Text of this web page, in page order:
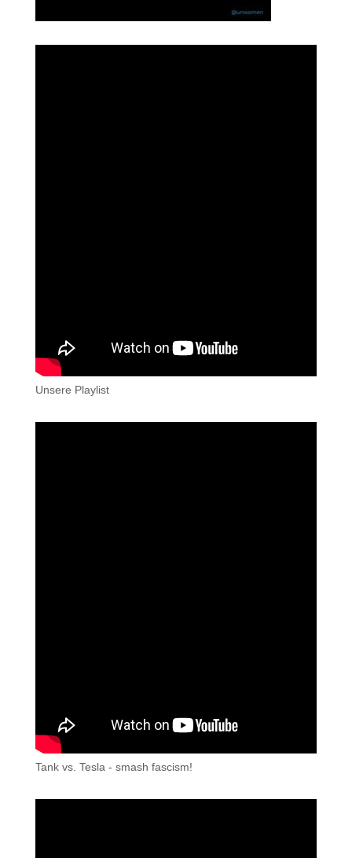
Unsere Playlist
Tank vs. Tesla - smash fascism!